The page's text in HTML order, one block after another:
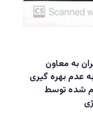
به معاون
عدم بهره گیری
شده توسط